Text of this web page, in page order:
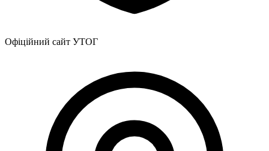
Кіровоградська область
Одеська область
Рівненська область
Сумська область
Тернопільська область
Харківська область
Херсонська область
Хмельницька область
Офіційний сайт УТОГ